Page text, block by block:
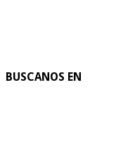
BUSCANOS EN